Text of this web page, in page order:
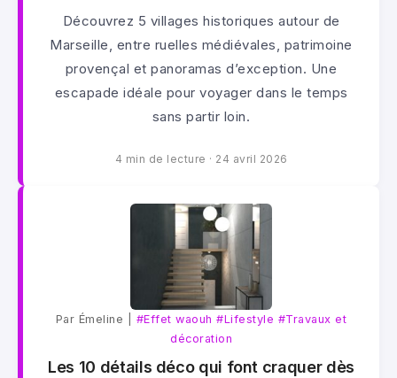
Découvrez 5 villages historiques autour de
Marseille, entre ruelles médiévales, patrimoine
provençal et panoramas d’exception. Une
escapade idéale pour voyager dans le temps
sans partir loin.
4 min de lecture · 24 avril 2026
Par Émeline | #Effet waouh#Lifestyle #Travaux et
décoration
Les 10 détails déco qui font craquer dès